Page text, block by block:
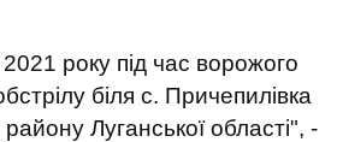
року під час ворожого
біля с. Причепилівка
Луганської області", -